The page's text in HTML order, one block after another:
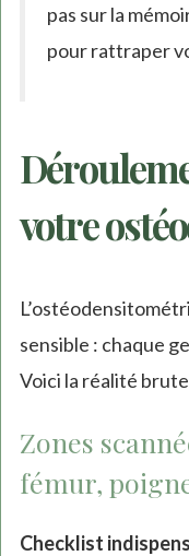
pas sur la
pour rattraper
votre
sensible : chaque
Voici la réalité
Zones
fémur,
Checklist